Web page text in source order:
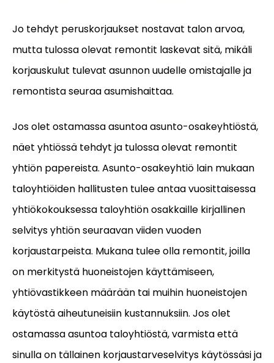
Jo tehdyt peruskorjaukset nostavat talon arvoa,
mutta tulossa olevat remontit laskevat sitä, mikäli
korjauskulut tulevat asunnon uudelle omistajalle ja
remontista seuraa asumishaittaa.
Jos olet ostamassa asuntoa asunto-osakeyhtiöstä,
näet yhtiössä tehdyt ja tulossa olevat remontit
yhtiön papereista. Asunto-osakeyhtiö lain mukaan
taloyhtiöiden hallitusten tulee antaa vuosittaisessa
yhtiökokouksessa taloyhtiön osakkaille kirjallinen
selvitys yhtiön seuraavan viiden vuoden
korjaustarpeista. Mukana tulee olla remontit, joilla
on merkitystä huoneistojen käyttämiseen,
yhtiövastikkeen määrään tai muihin huoneistojen
käytöstä aiheutuneisiin kustannuksiin. Jos olet
ostamassa asuntoa taloyhtiöstä, varmista että
sinulla on tällainen korjaustarveselvitys käytössäsi ja